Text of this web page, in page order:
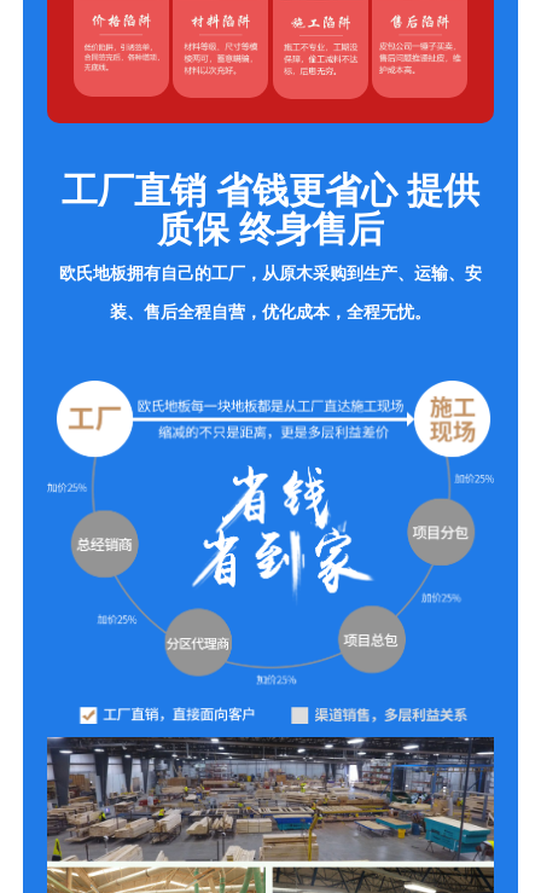
工厂直销 省钱更省心 提供
质保 终身售后
欧氏地板拥有自己的工厂，从原木采购到生产、运输、安
装、售后全程自营，优化成本，全程无忧。